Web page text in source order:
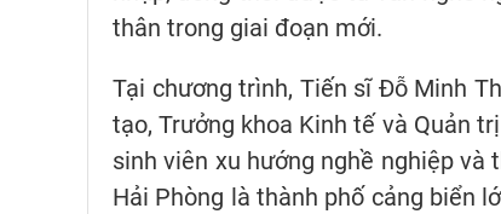
thân trong giai đoạn mới.
Tại chương trình, Tiến sĩ Đỗ Minh
tạo, Trưởng khoa Kinh tế và Quản
sinh viên xu hướng nghề nghiệp và
Hải Phòng là thành phố cảng biển